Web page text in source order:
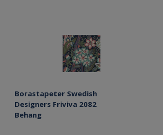
Borastapeter Swedish
Designers Friviva 2082
Behang